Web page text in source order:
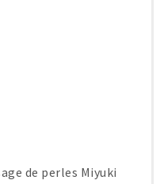
de perles Miyuki